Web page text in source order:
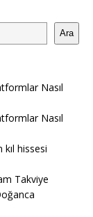
Ara
Nasıl
Nasıl
hissesi
Takviye